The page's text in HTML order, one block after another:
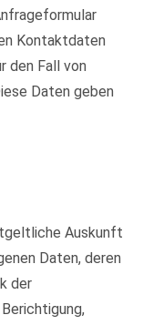
Kontaktdaten
den Fall von
Daten geben
Auskunft
Daten, deren
der